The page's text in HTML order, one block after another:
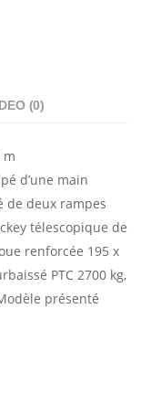
(0)
m
d’une main
de deux rampes
télescopique de
renforcée 195 x
PTC 2700 kg,
présenté